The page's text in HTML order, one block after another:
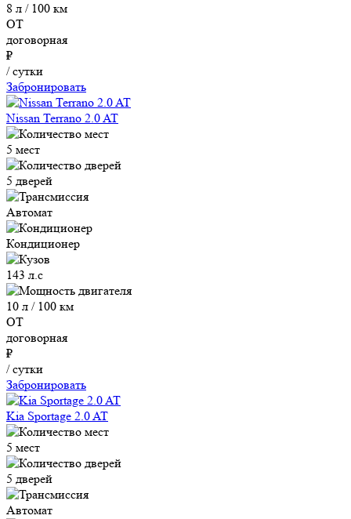
8 л / 100 км
ОТ
договорная
₽
/ сутки
Забронировать
Nissan Terrano 2.0 AT
5 мест
5 дверей
Автомат
Кондиционер
143 л.с
10 л / 100 км
ОТ
договорная
₽
/ сутки
Забронировать
Kia Sportage 2.0 AT
5 мест
5 дверей
Автомат